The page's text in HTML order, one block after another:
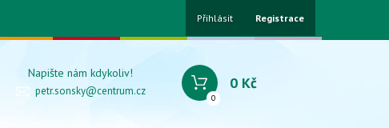
Přihlásit Registrace
Napište nám kdykoliv!
petr.sonsky@centrum.cz
0
0 Kč